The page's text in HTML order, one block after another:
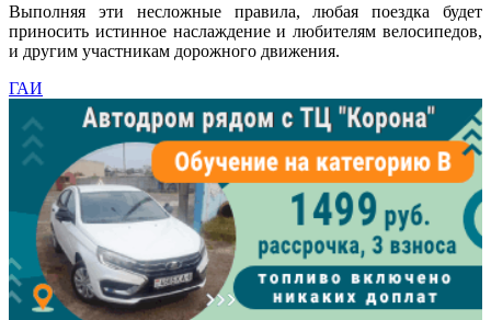
Выполняя эти несложные правила, любая поездка будет
приносить истинное наслаждение и любителям велосипедов,
и другим участникам дорожного движения.
ГАИ